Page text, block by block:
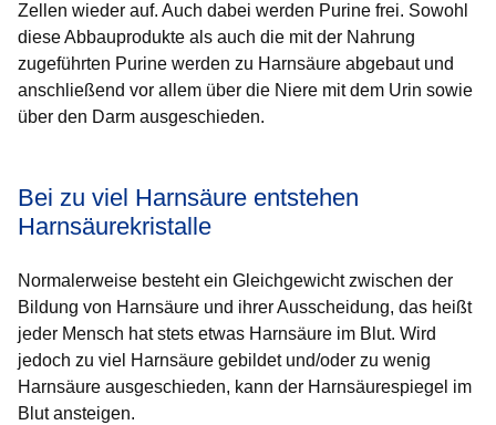
Zellen wieder auf. Auch dabei werden Purine frei. Sowohl
diese Abbauprodukte als auch die mit der Nahrung
zugeführten Purine werden zu Harnsäure abgebaut und
anschließend vor allem über die Niere mit dem Urin sowie
über den Darm ausgeschieden.
Bei zu viel Harnsäure entstehen
Harnsäurekristalle
Normalerweise besteht ein Gleichgewicht zwischen der
Bildung von Harnsäure und ihrer Ausscheidung, das heißt
jeder Mensch hat stets etwas Harnsäure im Blut. Wird
jedoch zu viel Harnsäure gebildet und/oder zu wenig
Harnsäure ausgeschieden, kann der Harnsäurespiegel im
Blut ansteigen.